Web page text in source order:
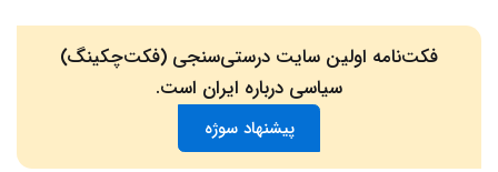
فکت‌نامه اولین سایت درستی‌سنجی (فکت‌چکینگ)
سیاسی درباره ایران است.
پیشنهاد سوژه